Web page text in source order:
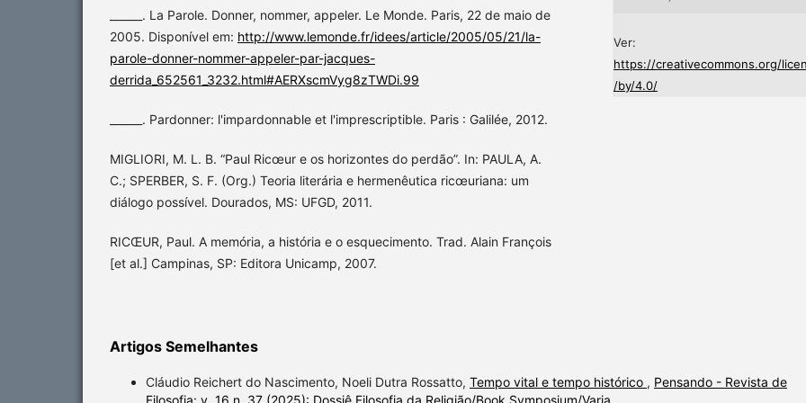
______. La Parole. Donner, nommer, appeler. Le Monde. Paris, 22 de maio de
2005. Disponível em: http://www.lemonde.fr/idees/article/2005/05/21/la-
parole-donner-nommer-appeler-par-jacques-
derrida_652561_3232.html#AERXscmVyg8zTWDi.99
______. Pardonner: l'impardonnable et l'imprescriptible. Paris : Galilée, 2012.
MIGLIORI, M. L. B. “Paul Ricœur e os horizontes do perdão”. In: PAULA, A.
C.; SPERBER, S. F. (Org.) Teoria literária e hermenêutica ricœuriana: um
diálogo possível. Dourados, MS: UFGD, 2011.
RICŒUR, Paul. A memória, a história e o esquecimento. Trad. Alain François
[et al.] Campinas, SP: Editora Unicamp, 2007.
Ver:
https://creativecommons.org/
/by/4.0/
Artigos Semelhantes
Cláudio Reichert do Nascimento, Noeli Dutra Rossatto, Tempo vital e tempo histórico , Pensando - Revista de
Filosofia: v. 16 n. 37 (2025): Dossiê Filosofia da Religião/Book Symposium/Varia